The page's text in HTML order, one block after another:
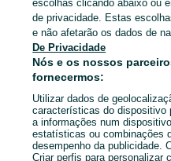
Entrar ou criar conta
escolhas clicando abaixo ou
de privacidade. Estas
e não afetarão os dados de
De Privacidade
Nós e os nossos
fornecermos:
Utilizar dados de
características do dispositivo
a informações num
estatísticas ou combinações
desempenho da publicidade.
Criar perfis para personalizar